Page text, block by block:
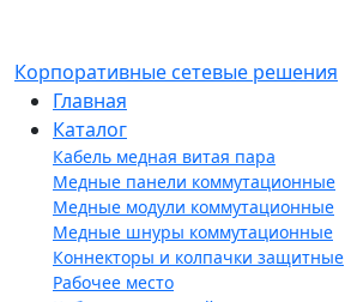
Корпоративные сетевые решения
Главная
Каталог
Кабель медная витая пара
Медные панели коммутационные
Медные модули коммутационные
Медные шнуры коммутационные
Коннекторы и колпачки защитные
Рабочее место